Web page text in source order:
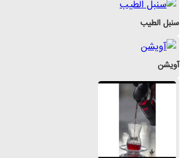
سنبل الطیب
آویشن